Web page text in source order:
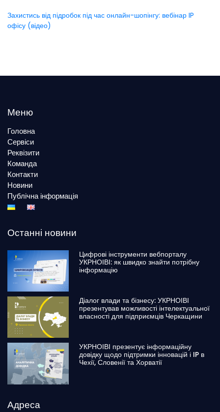
Захистись від підробок під час онлайн-шопінгу: вебінар IP
офісу (відео)
Меню
Головна
Сервіси
Реквізити
Команда
Контакти
Новини
Публічна інформація
Останні новини
Цифрові інструменти вебпорталу
УКРНОІВІ: як швидко знайти потрібну
інформацію
Діалог влади та бізнесу: УКРНОІВІ
презентував можливості інтелектуальної
власності для підприємців Черкащини
УКРНОІВІ презентує інформаційну
довідку щодо підтримки інновацій і IP в
Чехії, Словенії та Хорватії
Адреса